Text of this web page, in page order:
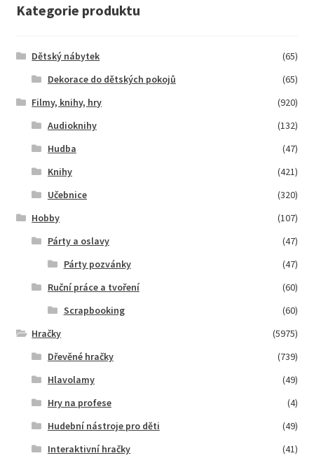
Kategorie produktu
Dětský nábytek
(65)
Dekorace do dětských pokojů
(65)
Filmy, knihy, hry
(920)
Audioknihy
(132)
Hudba
(47)
Knihy
(421)
Učebnice
(320)
Hobby
(107)
Párty a oslavy
(47)
Párty pozvánky
(47)
Ruční práce a tvoření
(60)
Scrapbooking
(60)
Hračky
(5975)
Dřevěné hračky
(739)
Hlavolamy
(49)
Hry na profese
(4)
Hudební nástroje pro děti
(49)
Interaktivní hračky
(41)